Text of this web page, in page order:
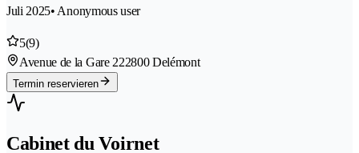
Juli 2025• Anonymous user
5(9)
Avenue de la Gare 222800 Delémont
Termin reservieren
Cabinet du Voirnet